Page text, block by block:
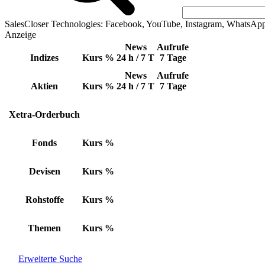
SalesCloser Technologies: Facebook, YouTube, Instagram,
Anzeige
Indizes Kurs %
News
24 h / 7 T
Aufrufe
7 Tage
Aktien Kurs %
News
24 h / 7 T
Aufrufe
7 Tage
Xetra-Orderbuch
Fonds Kurs %
Devisen Kurs %
Rohstoffe Kurs %
Themen Kurs %
Erweiterte Suche